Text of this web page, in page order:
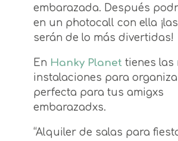
embarazada. Después
en un photocall con ella
serán de lo más divertidas!
En Hanky Planet tienes las
instalaciones para
perfecta para tus amigxs
embarazadxs.
“Alquiler de salas para